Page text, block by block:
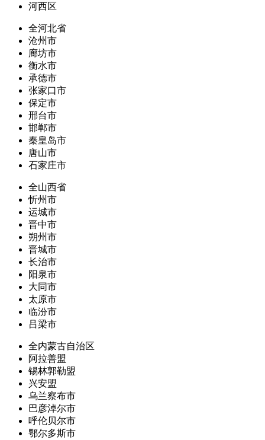
河西区
全河北省
沧州市
廊坊市
衡水市
承德市
张家口市
保定市
邢台市
邯郸市
秦皇岛市
唐山市
石家庄市
全山西省
忻州市
运城市
晋中市
朔州市
晋城市
长治市
阳泉市
大同市
太原市
临汾市
吕梁市
全内蒙古自治区
阿拉善盟
锡林郭勒盟
兴安盟
乌兰察布市
巴彦淖尔市
呼伦贝尔市
鄂尔多斯市